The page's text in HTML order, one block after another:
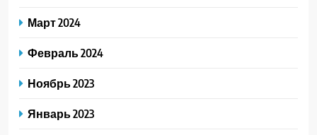
Март 2024
Февраль 2024
Ноябрь 2023
Январь 2023